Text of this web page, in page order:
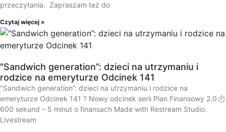
przeczytania. Zapraszam też do
Czytaj więcej »
"Sandwich generation”: dzieci na utrzymaniu i
rodzice na emeryturze Odcinek 141
"Sandwich generation”: dzieci na utrzymaniu i rodzice na
emeryturze Odcinek 141 ? Nowy odcinek serii Plan Finansowy 2.0⏱️
600 sekund – 5 minut o finansach Made with Restream Studio.
Livestream